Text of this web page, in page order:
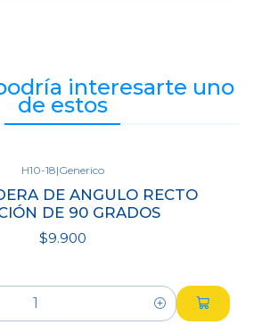
interesarte uno
de estos
H10-18|Generico
DE ANGULO RECTO
DE 90 GRADOS
$9.900